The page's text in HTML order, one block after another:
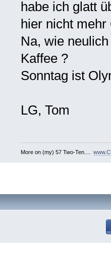
habe ich glatt
hier nicht mehr
Na, wie
Kaffee ?
Sonntag ist
LG, Tom
More on (my) 57 Two-Ten....